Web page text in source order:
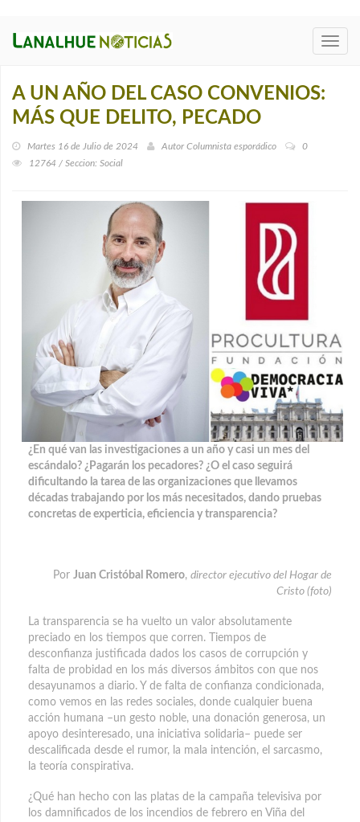
A UN AÑO DEL CASO CONVENIOS:
MÁS QUE DELITO, PECADO
Martes 16 de Julio de 2024 Autor Columnista esporádico
0
12764 / Seccion: Social
¿En qué van las investigaciones a un año y casi un mes del
escándalo? ¿Pagarán los pecadores? ¿O el caso seguirá
dificultando la tarea de las organizaciones que llevamos
décadas trabajando por los más necesitados, dando pruebas
concretas de experticia, eficiencia y transparencia?
Por Juan Cristóbal Romero, director ejecutivo del Hogar de
Cristo (foto)
La transparencia se ha vuelto un valor absolutamente
preciado en los tiempos que corren. Tiempos de
desconfianza justificada dados los casos de corrupción y
falta de probidad en los más diversos ámbitos con que nos
desayunamos a diario. Y de falta de confianza condicionada,
como vemos en las redes sociales, donde cualquier buena
acción humana –un gesto noble, una donación generosa, un
apoyo desinteresado, una iniciativa solidaria– puede ser
descalificada desde el rumor, la mala intención, el sarcasmo,
la teoría conspirativa.
¿Qué han hecho con las platas de la campaña televisiva por
los damnificados de los incendios de febrero en Viña del